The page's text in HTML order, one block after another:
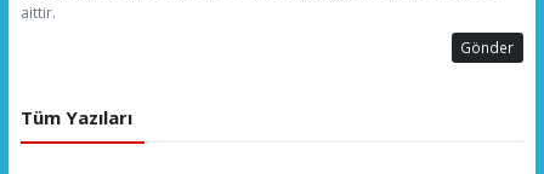
aittir.
Gönder
Tüm Yazıları